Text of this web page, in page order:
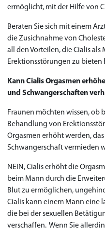
ermöglicht, mit der Hilfe von
Beraten Sie sich mit einem
die Zusichnahme von
all den Vorteilen, die Cialis
Erektionsstörungen zu
Kann Cialis Orgasmen
und Schwangerschaften
Fraunen möchten wissen, ob
Behandlung von
Orgasmen erhöht werden,
Schwangerschaft vermieden
NEIN, Cialis erhöht die
beim Mann durch die
Blut zu ermöglichen,
Cialis kann einem Mann eine
die bei der sexuellen
verschaffen. Wenn Sie